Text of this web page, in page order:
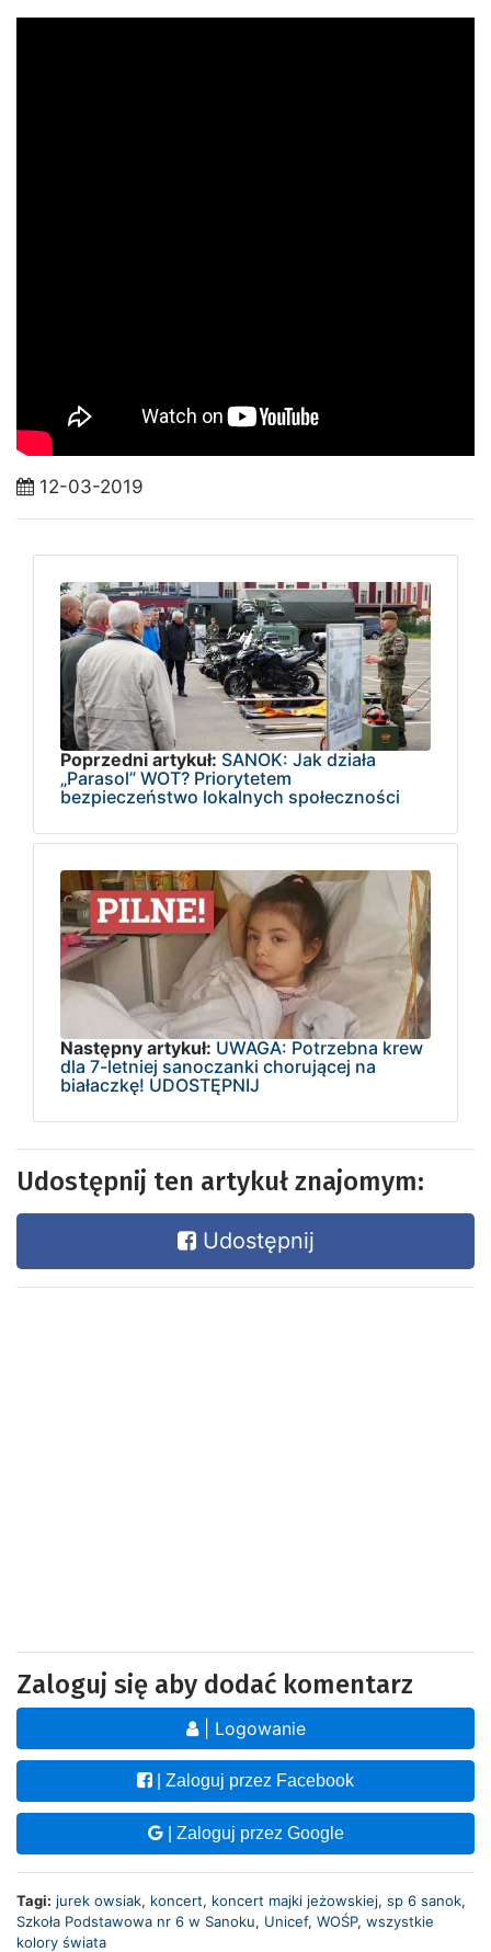
12-03-2019
Poprzedni artykuł: SANOK: Jak działa
„Parasol” WOT? Priorytetem
bezpieczeństwo lokalnych społeczności
Następny artykuł: UWAGA: Potrzebna krew
dla 7-letniej sanoczanki chorującej na
białaczkę! UDOSTĘPNIJ
Udostępnij ten artykuł znajomym:
Udostępnij
Zaloguj się aby dodać komentarz
| Logowanie
| Zaloguj przez Facebook
| Zaloguj przez Google
Tagi: jurek owsiak, koncert, koncert majki jeżowskiej, sp 6 sanok,
Szkoła Podstawowa nr 6 w Sanoku, Unicef, WOŚP, wszystkie
kolory świata